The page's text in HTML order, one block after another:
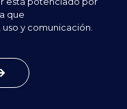
que
y comunicación.